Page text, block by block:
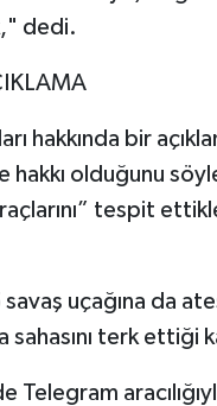
dedi.
hakkında bir
olduğunu
tespit
uçağına da
sahasını terk ettiği